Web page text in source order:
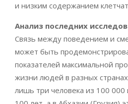
и низким содержанием
Анализ последних
Связь между поведением и
может быть
показателей максимальной
жизни людей в разных
лишь три человека из 100